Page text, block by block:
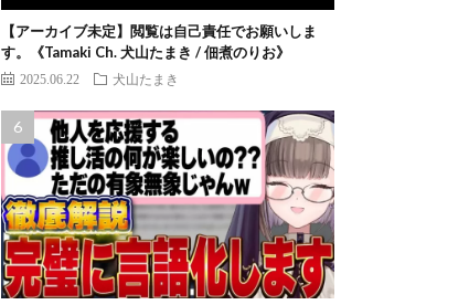
【アーカイブ未定】閲覧は自己責任でお願いしま
す。《Tamaki Ch. 犬山たまき / 佃煮のりお》
2025.06.22 犬山たまき